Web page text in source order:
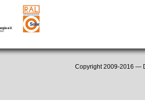
Copyright 2009-2016 —